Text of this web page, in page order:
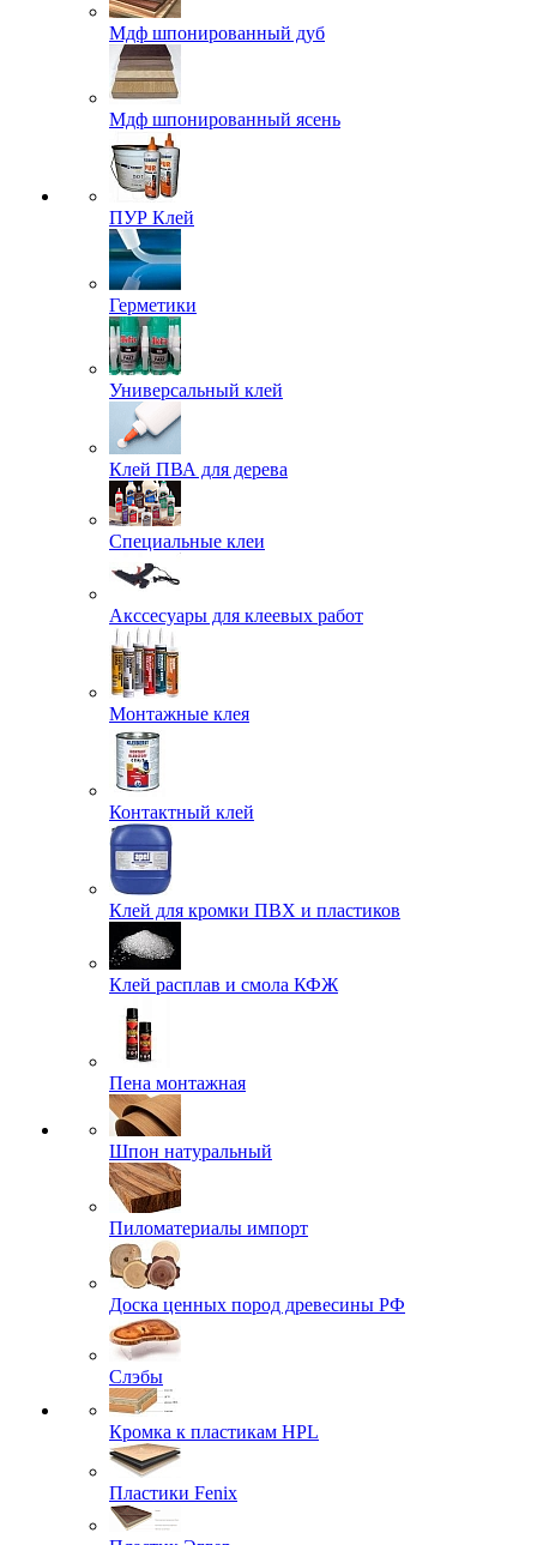
Мдф шпонированный дуб
Мдф шпонированный ясень
ПУР Клей
Герметики
Универсальный клей
Клей ПВА для дерева
Специальные клеи
Акссесуары для клеевых работ
Монтажные клея
Контактный клей
Клей для кромки ПВХ и пластиков
Клей расплав и смола КФЖ
Пена монтажная
Шпон натуральный
Пиломатериалы импорт
Доска ценных пород древесины РФ
Слэбы
Кромка к пластикам HPL
Пластики Fenix